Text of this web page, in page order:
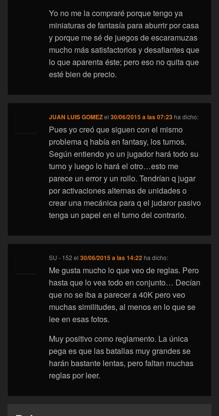
Yo no me la compraré porque tengo ya
miniaturas de fantasía para aburrir por casa
y porque me sé de juegos de escaramuzas
mucho más satisfactorios y desafiantes que
lo que aparenta éste; pero eso no quita que
esté bien de precio.
JUAN LUIS GOMEZel30/06/2015 a las 07:23 ha dicho:
Pues yo creó que siguen con el mismo
problema q había en fantasy, los turnos.
Según entiendo yo un jugador hará todo su
turno y luego lo hará el otro…esto me
parece un error y un rollo. Tendrían q jugar
por activaciones alternas de unidades o
crear una mecánica para q el judaror pasivo
tenga un papel en el turno del contrario.
SU - 152 el30/06/2015 a las 14:22 ha dicho:
Me gusta mucho lo que veo de reglas. Pero
hasta que lo vea todo en conjunto… Decían
que no se iba a parecer a 40K pero veo
muchas similitudes, al menos en lo que se
lee en esas fotos.
Muy positivo como reglamento. La única
pega es que las batallas muy grandes se
harán bastante lentas, pero faltan muchas
reglas por leer.